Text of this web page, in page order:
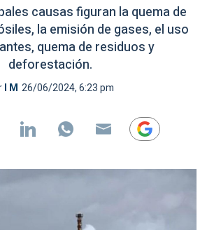
causas figuran la quema de
la emisión de gases, el uso
quema de residuos y
deforestación.
I M 26/06/2024, 6:23 pm